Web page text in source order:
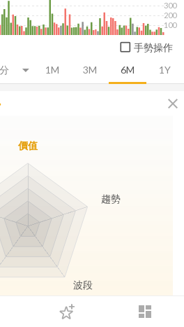
dashboard
登入
1M 3M 6M 1Y
100
200
300
手勢操作
close
能 波段訊號
價值
趨勢
波段